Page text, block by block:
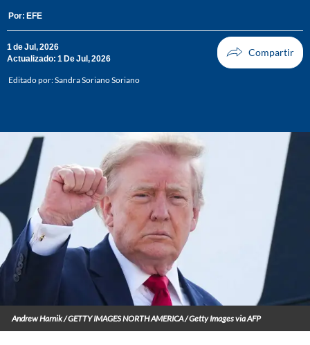
Por: EFE
1 de Jul, 2026
Actualizado: 1 De Jul, 2026
Editado por:Sandra Soriano Soriano
Andrew Harnik / GETTY IMAGES NORTH AMERICA / Getty Images via AFP